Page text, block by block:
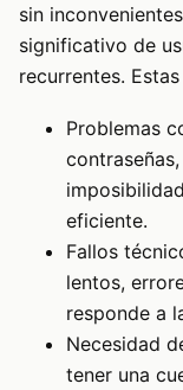
sin
significativo de
recurrentes.
Problemas
eficiente.
Fallos
lentos,
responde a
Necesidad
tener una